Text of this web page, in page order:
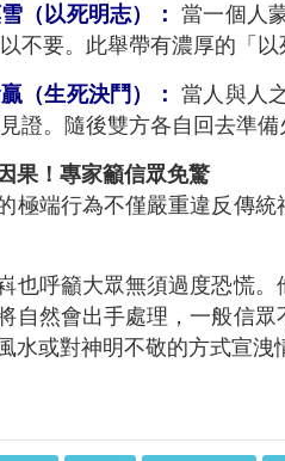
（以死明志）： 當一個人
不要。此舉帶有濃厚的「
（生死決鬥）： 當人與人
證。隨後雙方各自回去準
果！專家籲信眾免驚
的極端行為不僅嚴重違反傳
也呼籲大眾無須過度恐慌。
自然會出手處理，一般信
水或對神明不敬的方式宣洩